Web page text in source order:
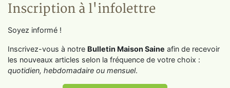
Inscription à l'infolettre
Soyez informé !
Inscrivez-vous à notre Bulletin Maison Saine afin de recevoir
les nouveaux articles selon la fréquence de votre choix :
quotidien, hebdomadaire ou mensuel.